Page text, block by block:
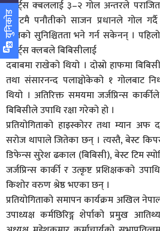
युनिकोड
स्पोर्ट्स क्बललाई ३–२ गोल अन्तरले
मिनेटमै पनौतीको साजन प्रधानले गोल
जितको सुनिश्चितता भने गर्न सकेनन् ।
स्पोर्ट्स क्लबले बिबिसीलाई
दबाबमा राखेको थियो । दोस्रो हाफमा
तथा संसारनन्द पलाञ्चोकेको १ गोलबाट
थियो । अतिरिक्त समयमा जर्जप्रिन्स
बिबिसीले उपाधि रक्षा गरेको हो ।
प्रतियोगिताको हाइस्कोरर तथा म्यान अफ
सरोज थापाले जितेका छन् । त्यस्तै, बेस्ट
डिफेन्स सुरेश ढकाल (बिबिसी), बेस्ट टिम
जर्जप्रिन्स कार्की र उत्कृष्ट प्रशिक्षकको
किशोर वरुण श्रेष्ठ भएका छन् ।
प्रतियोगिताको समापन कार्यक्रम अखिल
उपाध्यक्ष कर्मछिरिङ्ग शेर्पाको प्रमुख